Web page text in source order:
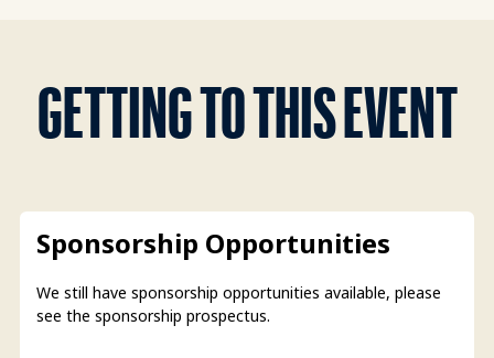
GETTING TO THIS EVENT
Sponsorship Opportunities
We still have sponsorship opportunities available, please
see the sponsorship prospectus.